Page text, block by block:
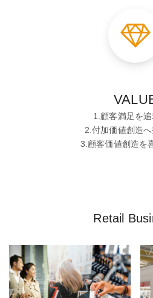
1.顧客満足を
2.付加価値創造
3.顧客価値創造を
Retail